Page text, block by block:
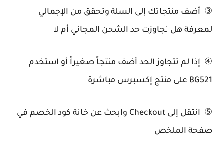
③ أضف منتجاتك إلى السلة وتحقق من الإجمالي
لمعرفة هل تجاوزت حد الشحن المجاني أم لا
④ إذا لم تتجاوز الحد أضف منتجاً صغيراً أو استخدم
BG521 على منتج إكسبرس مباشرة
⑤ انتقل إلى Checkout وابحث عن خانة كود الخصم في
صفحة الملخص